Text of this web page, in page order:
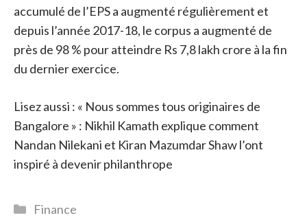
accumulé de l’EPS a augmenté régulièrement et
depuis l’année 2017-18, le corpus a augmenté de
près de 98 % pour atteindre Rs 7,8 lakh crore à la fin
du dernier exercice.
Lisez aussi : « Nous sommes tous originaires de
Bangalore » : Nikhil Kamath explique comment
Nandan Nilekani et Kiran Mazumdar Shaw l’ont
inspiré à devenir philanthrope
Catégories
Finance